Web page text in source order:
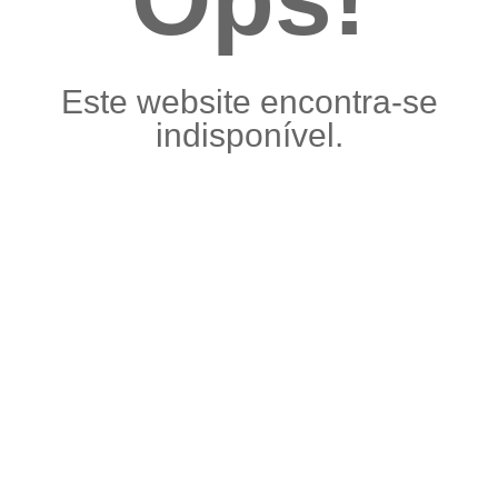
Este website encontra-se
indisponível.